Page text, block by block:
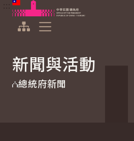
跳到主要內容
中華民國總統府
新聞與活動
總統府新聞